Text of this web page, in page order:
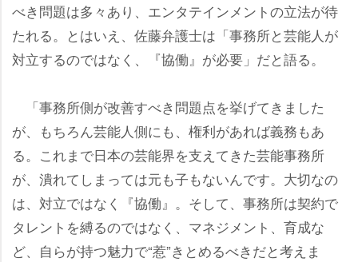
べき問題は多々あり、エンタテインメントの立法が待
たれる。とはいえ、佐藤弁護士は「事務所と芸能人が
対立するのではなく、『協働』が必要」だと語る。
「事務所側が改善すべき問題点を挙げてきました
が、もちろん芸能人側にも、権利があれば義務もあ
る。これまで日本の芸能界を支えてきた芸能事務所
が、潰れてしまっては元も子もないんです。大切なの
は、対立ではなく『協働』。そして、事務所は契約で
タレントを縛るのではなく、マネジメント、育成な
ど、自らが持つ魅力で“惹”きとめるべきだと考えま